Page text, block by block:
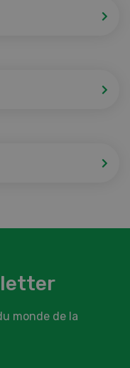
monde de la